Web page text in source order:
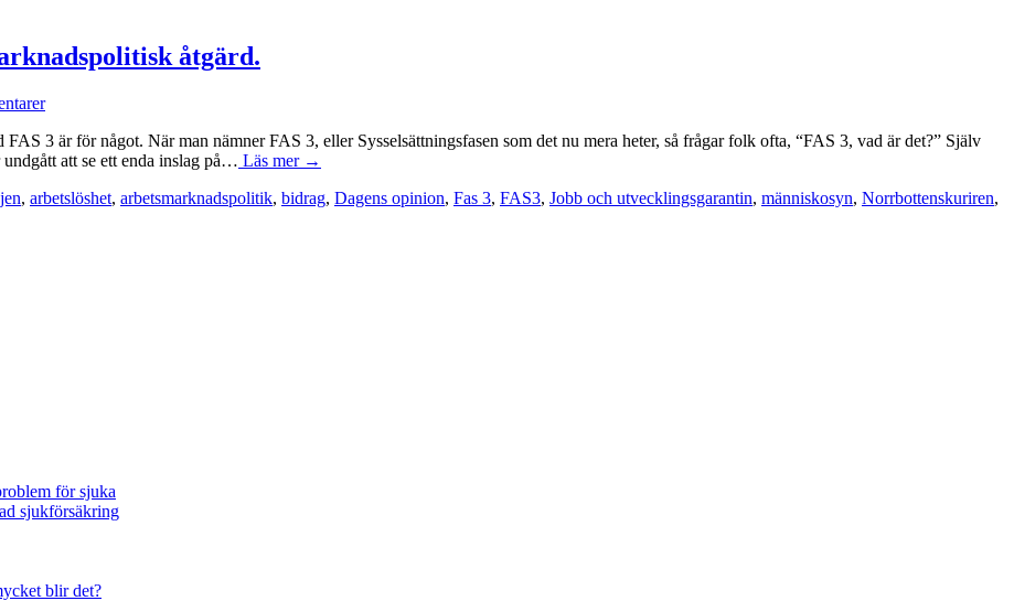
åtgärd.
3 är för något. När man nämner FAS 3, eller Sysselsättningsfasen som det nu mera heter, så frågar folk ofta, “FAS 3, vad är det?” Själv
att se ett enda inslag på… Läs mer →
, arbetslöshet, arbetsmarknadspolitik, bidrag, Dagens opinion, Fas 3, FAS3, Jobb och utvecklingsgarantin, människosyn, Norrbottenskuriren,
för sjuka
sjukförsäkring
blir det?